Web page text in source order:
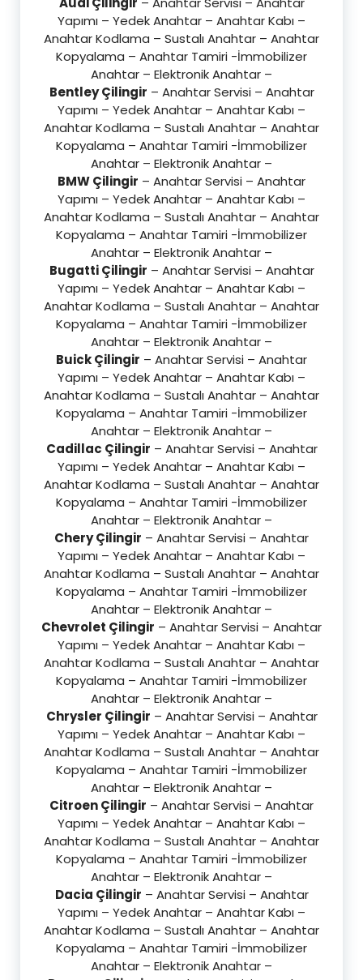
Yapımı – Yedek Anahtar – Anahtar Kabı –
Anahtar Kodlama – Sustalı Anahtar – Anahtar
Kopyalama – Anahtar Tamiri -İmmobilizer
Anahtar – Elektronik Anahtar –
Bentley Çilingir – Anahtar Servisi – Anahtar
Yapımı – Yedek Anahtar – Anahtar Kabı –
Anahtar Kodlama – Sustalı Anahtar – Anahtar
Kopyalama – Anahtar Tamiri -İmmobilizer
Anahtar – Elektronik Anahtar –
BMW Çilingir – Anahtar Servisi – Anahtar
Yapımı – Yedek Anahtar – Anahtar Kabı –
Anahtar Kodlama – Sustalı Anahtar – Anahtar
Kopyalama – Anahtar Tamiri -İmmobilizer
Anahtar – Elektronik Anahtar –
Bugatti Çilingir – Anahtar Servisi – Anahtar
Yapımı – Yedek Anahtar – Anahtar Kabı –
Anahtar Kodlama – Sustalı Anahtar – Anahtar
Kopyalama – Anahtar Tamiri -İmmobilizer
Anahtar – Elektronik Anahtar –
Buick Çilingir – Anahtar Servisi – Anahtar
Yapımı – Yedek Anahtar – Anahtar Kabı –
Anahtar Kodlama – Sustalı Anahtar – Anahtar
Kopyalama – Anahtar Tamiri -İmmobilizer
Anahtar – Elektronik Anahtar –
Cadillac Çilingir – Anahtar Servisi – Anahtar
Yapımı – Yedek Anahtar – Anahtar Kabı –
Anahtar Kodlama – Sustalı Anahtar – Anahtar
Kopyalama – Anahtar Tamiri -İmmobilizer
Anahtar – Elektronik Anahtar –
Chery Çilingir – Anahtar Servisi – Anahtar
Yapımı – Yedek Anahtar – Anahtar Kabı –
Anahtar Kodlama – Sustalı Anahtar – Anahtar
Kopyalama – Anahtar Tamiri -İmmobilizer
Anahtar – Elektronik Anahtar –
Chevrolet Çilingir – Anahtar Servisi – Anahtar
Yapımı – Yedek Anahtar – Anahtar Kabı –
Anahtar Kodlama – Sustalı Anahtar – Anahtar
Kopyalama – Anahtar Tamiri -İmmobilizer
Anahtar – Elektronik Anahtar –
Chrysler Çilingir – Anahtar Servisi – Anahtar
Yapımı – Yedek Anahtar – Anahtar Kabı –
Anahtar Kodlama – Sustalı Anahtar – Anahtar
Kopyalama – Anahtar Tamiri -İmmobilizer
Anahtar – Elektronik Anahtar –
Citroen Çilingir – Anahtar Servisi – Anahtar
Yapımı – Yedek Anahtar – Anahtar Kabı –
Anahtar Kodlama – Sustalı Anahtar – Anahtar
Kopyalama – Anahtar Tamiri -İmmobilizer
Anahtar – Elektronik Anahtar –
Dacia Çilingir – Anahtar Servisi – Anahtar
Yapımı – Yedek Anahtar – Anahtar Kabı –
Anahtar Kodlama – Sustalı Anahtar – Anahtar
Kopyalama – Anahtar Tamiri -İmmobilizer
Anahtar – Elektronik Anahtar –